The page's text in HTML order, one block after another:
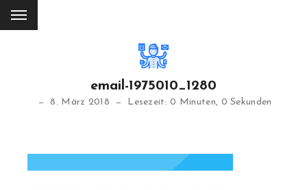
email-1975010_1280
8. März 2018 Lesezeit: 0 Minuten, 0 Sekunden